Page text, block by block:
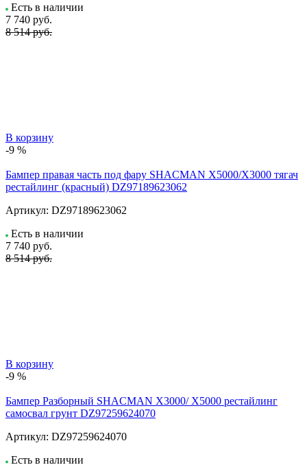
Есть в наличии
7 740 руб.
8 514 руб.
В корзину
-9 %
Бампер правая часть под фару SHACMAN X5000/X3000 тягач
рестайлинг (красный) DZ97189623062
Артикул: DZ97189623062
Есть в наличии
7 740 руб.
8 514 руб.
В корзину
-9 %
Бампер Разборный SHACMAN X3000/ X5000 рестайлинг
самосвал грунт DZ97259624070
Артикул: DZ97259624070
Есть в наличии